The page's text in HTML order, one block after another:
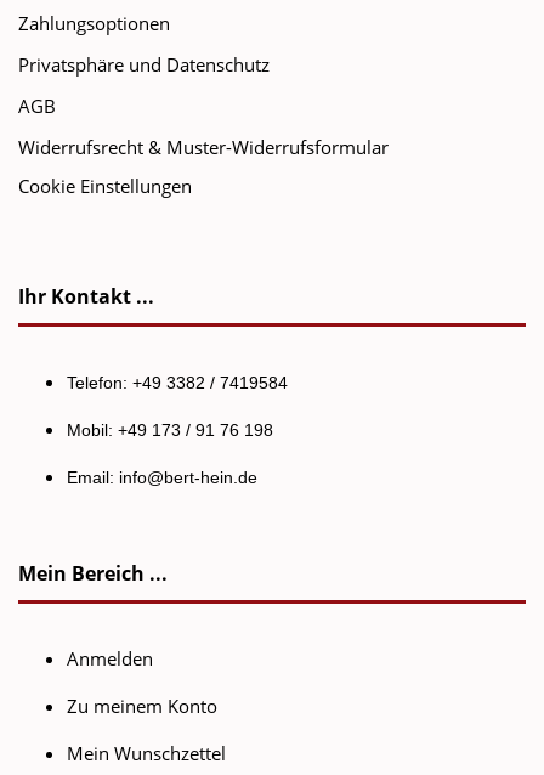
Zahlungsoptionen
Privatsphäre und Datenschutz
AGB
Widerrufsrecht & Muster-Widerrufsformular
Cookie Einstellungen
Ihr Kontakt ...
Telefon: +49 3382 / 7419584
Mobil: +49 173 / 91 76 198
Email: info@bert-hein.de
Mein Bereich ...
Anmelden
Zu meinem Konto
Mein Wunschzettel